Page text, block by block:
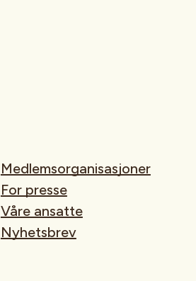
Medlemsorganisasjoner
For presse
Våre ansatte
Nyhetsbrev